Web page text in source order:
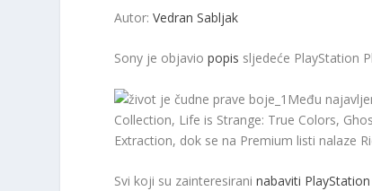
Autor:Vedran Sabljak
Sony je objaviopopis sljedeće PlayStation
Među
Collection, Life is Strange: True Colors,
Extraction, dok se na Premium listi nalaze
Svi koji su zainteresiraninabaviti